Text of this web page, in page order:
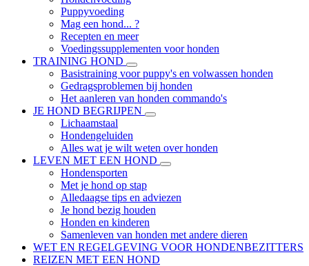
Puppyvoeding
Mag een hond... ?
Recepten en meer
Voedingssupplementen voor honden
TRAINING HOND
Basistraining voor puppy's en volwassen honden
Gedragsproblemen bij honden
Het aanleren van honden commando's
JE HOND BEGRIJPEN
Lichaamstaal
Hondengeluiden
Alles wat je wilt weten over honden
LEVEN MET EEN HOND
Hondensporten
Met je hond op stap
Alledaagse tips en adviezen
Je hond bezig houden
Honden en kinderen
Samenleven van honden met andere dieren
WET EN REGELGEVING VOOR HONDENBEZITTERS
REIZEN MET EEN HOND